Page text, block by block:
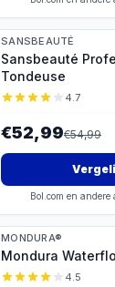
SANSBEAUTÉ
Sansbeauté
Tondeuse
4.7
€52,99€54,99
Bol.com en andere
MONDURA®
Mondura
4.5